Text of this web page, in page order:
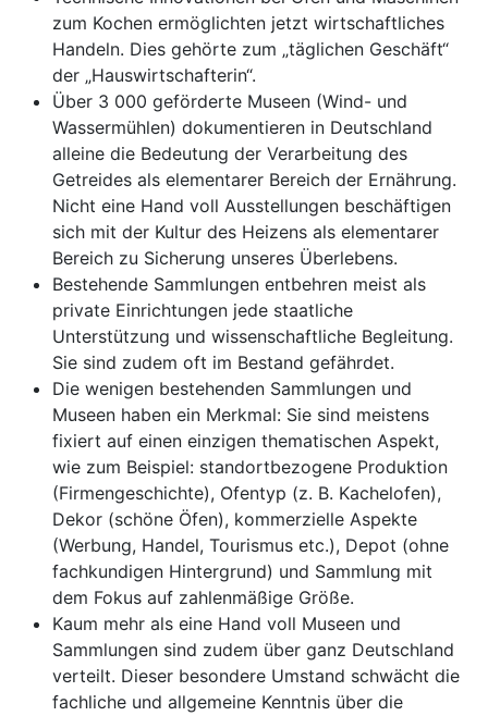
zum Kochen ermöglichten jetzt wirtschaftliches
Handeln. Dies gehörte zum „täglichen Geschäft“
der „Hauswirtschafterin“.
Über 3 000 geförderte Museen (Wind- und
Wassermühlen) dokumentieren in Deutschland
alleine die Bedeutung der Verarbeitung des
Getreides als elementarer Bereich der Ernährung.
Nicht eine Hand voll Ausstellungen beschäftigen
sich mit der Kultur des Heizens als elementarer
Bereich zu Sicherung unseres Überlebens.
Bestehende Sammlungen entbehren meist als
private Einrichtungen jede staatliche
Unterstützung und wissenschaftliche Begleitung.
Sie sind zudem oft im Bestand gefährdet.
Die wenigen bestehenden Sammlungen und
Museen haben ein Merkmal: Sie sind meistens
fixiert auf einen einzigen thematischen Aspekt,
wie zum Beispiel: standortbezogene Produktion
(Firmengeschichte), Ofentyp (z. B. Kachelofen),
Dekor (schöne Öfen), kommerzielle Aspekte
(Werbung, Handel, Tourismus etc.), Depot (ohne
fachkundigen Hintergrund) und Sammlung mit
dem Fokus auf zahlenmäßige Größe.
Kaum mehr als eine Hand voll Museen und
Sammlungen sind zudem über ganz Deutschland
verteilt. Dieser besondere Umstand schwächt die
fachliche und allgemeine Kenntnis über die